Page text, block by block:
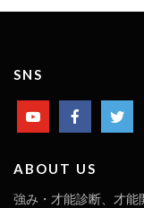
SNS
ABOUT US
強み・才能診断、才能